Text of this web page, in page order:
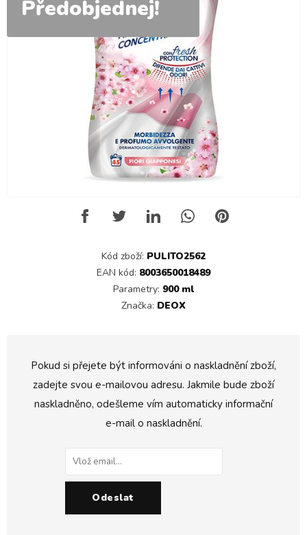
Předobjednej!
Kód zboží: PULITO2562
EAN kód: 8003650018489
Parametry: 900 ml
Značka: DEOX
Pokud si přejete být informováni o naskladnění zboží,
zadejte svou e-mailovou adresu. Jakmile bude zboží
naskladněno, odešleme vím automaticky informační
e-mail o naskladnění.
Odeslat